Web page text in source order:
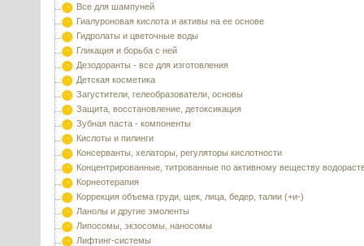
Все для шампуней
Гиалуроновая кислота и активы на ее основе
Гидролаты и цветочные воды
Гликация и борьба с ней
Дезодоранты - все для изготовления
Детская косметика
Загустители, гелеобразователи, основы
Защита, восстановление, детоксикация
Зубная паста - компоненты
Кислоты и пилинги
Консерванты, хелаторы, регуляторы кислотности
Концентрированные, титрованные по активному веществу
Корнеотерапия
Коррекция объема груди, щек, лица, бедер, талии (+и-)
Ланолы и другие эмоленты
Липосомы, экзосомы, наносомы
Лифтинг-системы